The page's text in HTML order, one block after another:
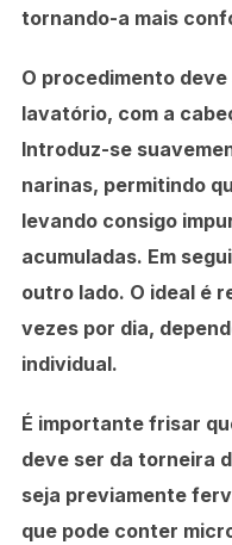
tornando-a mais
O procedimento
lavatório, com a
Introduz-se
narinas, permitindo
levando consigo
acumuladas. Em
outro lado. O ideal é
vezes por dia,
individual.
É importante frisar
deve ser da torneira
seja previamente
que pode conter